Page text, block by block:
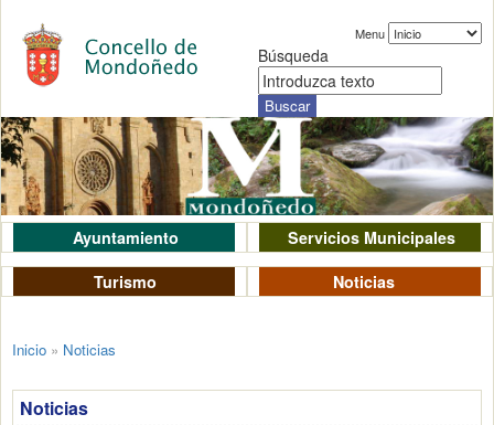
Menu
Búsqueda
Ayuntamiento
Servicios Municipales
Turismo
Noticias
Inicio » Noticias
Noticias